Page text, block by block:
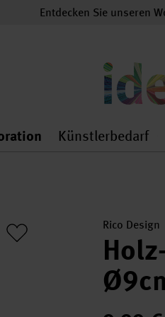
Entdecken Sie unseren
general.openMenu
Dekoration
Künstlerbedarf
Rico Design